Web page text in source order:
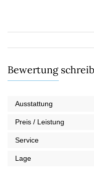
Bewertung
Ausstattung
Preis / Leistung
Service
Lage